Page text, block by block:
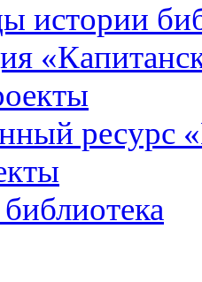
истории
ресурс